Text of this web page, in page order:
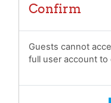
Confirm
Guests cannot
full user account to